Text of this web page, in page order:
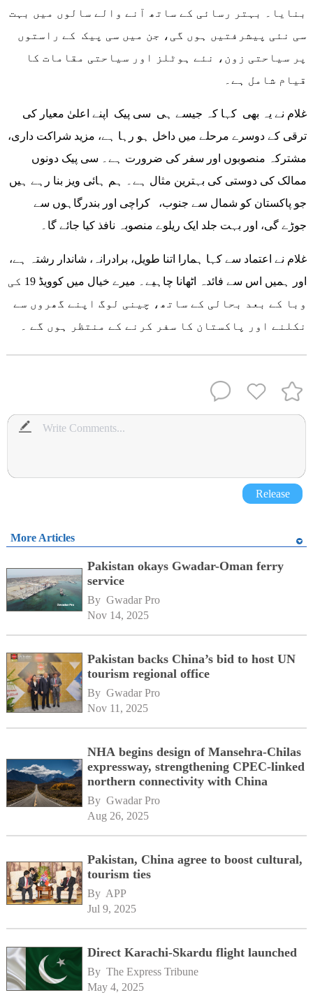
بنایا۔ بہتر رسائی کے ساتھ آنے والے سالوں میں بہت
سی نئی پیشرفتیں ہوں گی، جن میں سی پیک کے راستوں
پر سیاحتی زون، نئے ہوٹلز اور سیاحتی مقامات کا
قیام شامل ہے۔
غلام نے یہ بھی کہا کہ جیسے ہی سی پیک اپنے اعلیٰ معیار کی
ترقی کے دوسرے مرحلے میں داخل ہو رہا ہے، مزید شراکت داری،
مشترکہ منصوبوں اور سفر کی ضرورت ہے۔ سی پیک دونوں
ممالک کی دوستی کی بہترین مثال ہے۔ ہم ہائی ویز بنا رہے ہیں
جو پاکستان کو شمال سے جنوب، کراچی اور بندرگاہوں سے
جوڑے گی، اور بہت جلد ایک ریلوے منصوبہ نافذ کیا جائے گا۔
اور ہمیں اس سے فائدہ اٹھانا چاہیے۔ میرے خیال میں کوویڈ 19 کی
وبا کے بعد بحالی کے ساتھ، چینی لوگ اپنے گھروں سے
نکلنے اور پاکستان کا سفر کرنے کے منتظر ہوں گے ۔
Release
More Articles
Pakistan okays Gwadar-Oman ferry
service
By Gwadar Pro
Nov 14, 2025
Pakistan backs China’s bid to host UN
tourism regional office
By Gwadar Pro
Nov 11, 2025
NHA begins design of Mansehra-Chilas
expressway, strengthening CPEC-linked
northern connectivity with China
By Gwadar Pro
Aug 26, 2025
Pakistan, China agree to boost cultural,
tourism ties
By APP
Jul 9, 2025
Direct Karachi-Skardu flight launched
By The Express Tribune
May 4, 2025